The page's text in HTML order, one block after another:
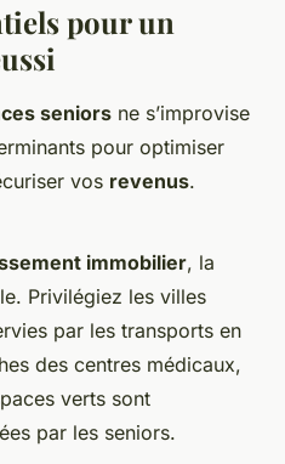
pour un
seniors ne s’improvise
pour optimiser
vos revenus.
immobilier, la
Privilégiez les villes
par les transports en
des centres médicaux,
verts sont
par les seniors.